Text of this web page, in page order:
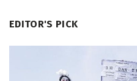
EDITOR'S PICK